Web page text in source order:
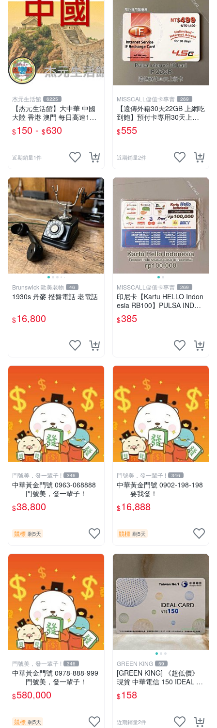
杰元生活館 6225
【杰元生活館】大中華 中國
大陸 香港 澳門 每日高速1GB
流量上網卡 可FB Line 免翻
牆(香港免實名)支援ESIM
$150 - $630
近期銷量1件
MISSCALL儲值卡專賣 269
【遠傳外籍30天22GB 上網吃
到飽】預付卡專用30天上網
補充卡/儲值卡．Internet if
u．if499⚡MissCall儲值卡專
$555
近期銷量2件
Brunswick 歐美老物 46
1930s 丹麥 撥盤電話 老電話
$16,800
MISSCALL儲值卡專賣 269
印尼卡【Kartu HELLO Indon
esia RB100】PULSA INDO I
SI Rp 100,000⚡MissCall儲值
卡專賣
$385
門號美，發一輩子 ! 346
中華黃金門號 0963-068888
門號美，發一輩子！
$38,800
競標 剩5天
門號美，發一輩子 ! 346
中華黃金門號 0902-198-198
要我發！
$16,888
競標 剩5天
門號美，發一輩子 ! 346
中華黃金門號 0978-888-999
門號美，發一輩子！
$580,000
競標 剩5天
GREEN KING 59
[GREEN KING] 《超低價》
現貨 中華電信 150 IDEAL C
ARD 如意卡 通話費儲值卡 預
付卡 電話卡 面額150
$158
近期銷量2件